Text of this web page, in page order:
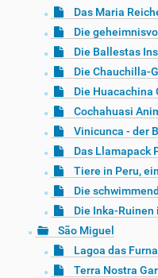
Das Maria
Die
Die Ballestas
Die Chauchilla-
Die Huacachina
Cochahuasi
Vinicunca - der
Das Llamapack
Tiere in Peru,
Die
Die Inka-Ruinen
São Miguel
Lagoa das
Terra Nostra